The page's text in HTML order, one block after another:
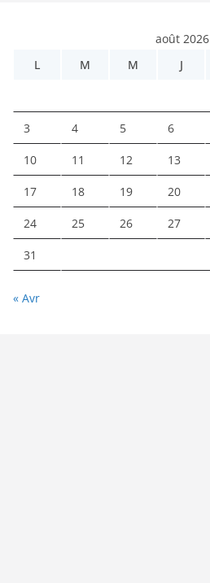
août 2026
L
M M J
3 4 5 6
10 11 12 13
17 18 19 20
24 25 26 27
31
« Avr